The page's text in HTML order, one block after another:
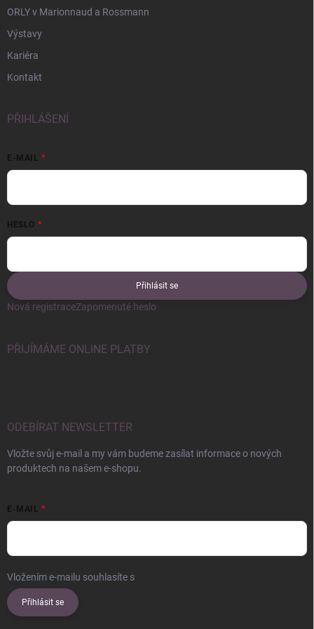
ORLY v Marionnaud a Rossmann
Výstavy
Kariéra
Kontakt
PŘIHLÁŠENÍ
E-MAIL
HESLO
Přihlásit se
Nová registraceZapomenuté heslo
PŘIJÍMÁME ONLINE PLATBY
ODEBÍRAT NEWSLETTER
Vložte svůj e-mail a my vám budeme zasílat informace o nových
produktech na našem e-shopu.
E-MAIL
Vložením e-mailu souhlasíte s
Přihlásit se